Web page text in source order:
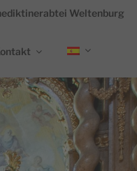
Weltenburg